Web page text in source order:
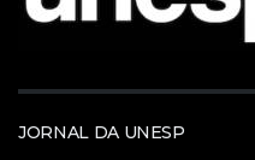
JORNAL DA UNESP